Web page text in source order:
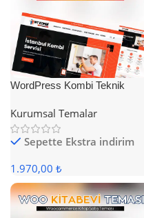
WordPress Kombi Teknik
Kurumsal Temalar
Sepette Ekstra indirim
1.970,00 ₺